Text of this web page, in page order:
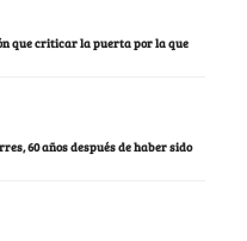
que criticar la puerta por la que
60 años después de haber sido